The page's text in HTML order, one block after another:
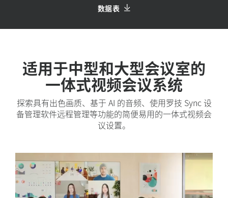
数据表
适用于中型和大型会议室的
一体式视频会议系统
探索具有出色画质、基于 AI 的音频、使用罗技 Sync 设
备管理软件远程管理等功能的简便易用的一体式视频会
议设置。